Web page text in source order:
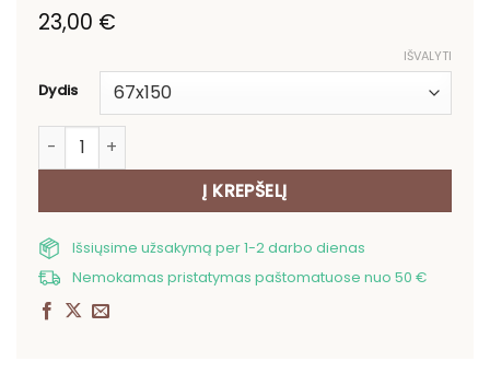
23,00 €
Dydis
IŠVALYTI
produkto kiekis: Medvilninis vonios rankšluostis
Į KREPŠELĮ
Išsiųsime užsakymą per 1-2 darbo dienas
Nemokamas pristatymas paštomatuose nuo 50 €